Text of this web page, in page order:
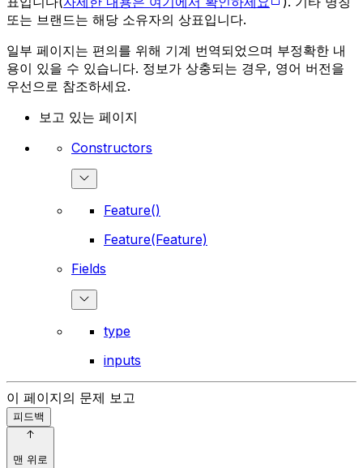
또는 브랜드는 해당 소유자의 상표입니다.
일부 페이지는 편의를 위해 기계 번역되었으며 부정확한 내
용이 있을 수 있습니다. 정보가 상충되는 경우, 영어 버전을
우선으로 참조하세요.
보고 있는 페이지
Constructors
Feature()
Feature(Feature)
Fields
type
inputs
이 페이지의 문제 보고
피드백
맨 위로